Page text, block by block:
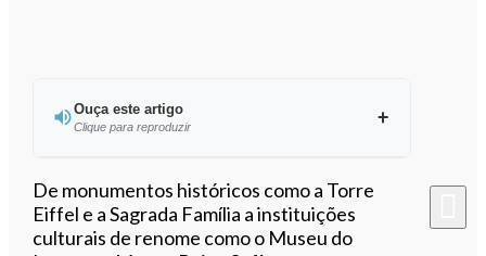
Ouça este artigo
Clique para reproduzir
Ouvir este artigo
De monumentos históricos como a Torre
Eiffel e a Sagrada Família a instituições
culturais de renome como o Museu do